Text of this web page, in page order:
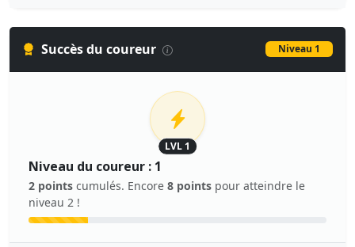
Succès du coureur Niveau 1
LVL 1
Niveau du coureur : 1
2 points cumulés. Encore 8 points pour atteindre le
niveau 2 !